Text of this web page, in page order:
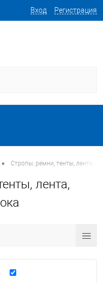
Вход Регистрация
• Стропы, ремни, тенты, лента,
лента,